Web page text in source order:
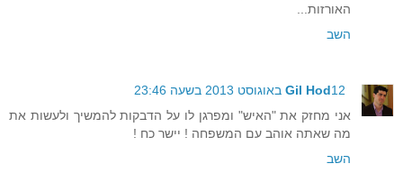
האורזות...
השב
Gil Hod12 באוגוסט 2013 בשעה 23:46
אני מחזק את "האיש" ומפרגן לו על הדבקות להמשיך ולעשות את
מה שאתה אוהב עם המשפחה ! יישר כח !
השב